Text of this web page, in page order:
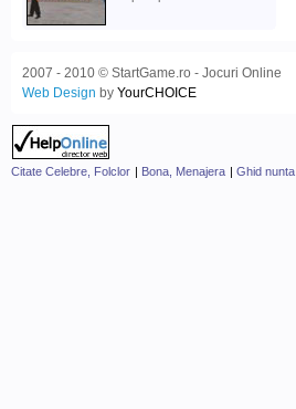
2007 - 2010 © StartGame.ro - Jocuri Online
Web Design by YourCHOICE
Citate Celebre, Folclor | Bona, Menajera | Ghid nunta